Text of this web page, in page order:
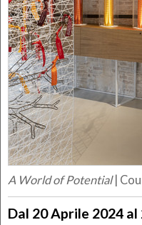
A World of Potential|
Dal 20 Aprile 2024